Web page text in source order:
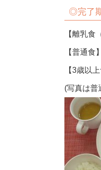
◎完了
【離乳
【普通
【3歳以
(写真は普